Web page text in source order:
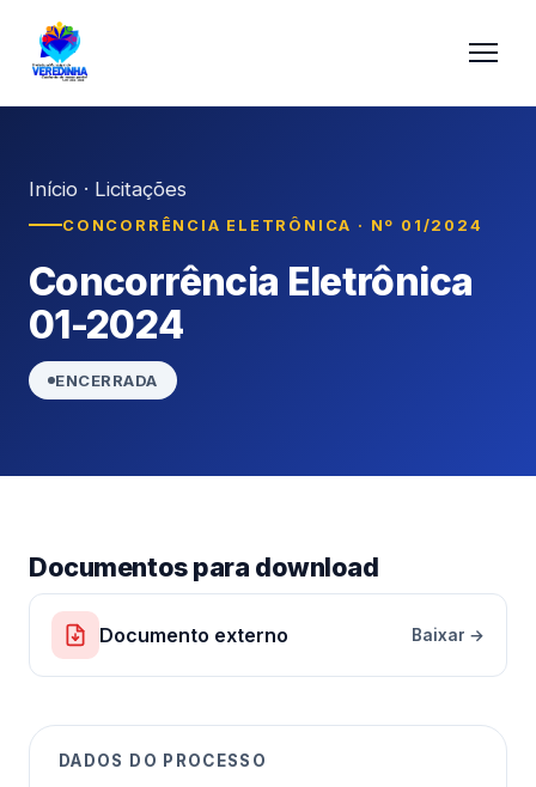
Início · Licitações
CONCORRÊNCIA ELETRÔNICA · Nº 01/2024
Concorrência Eletrônica
01-2024
ENCERRADA
Documentos para download
Documento externo Baixar →
DADOS DO PROCESSO